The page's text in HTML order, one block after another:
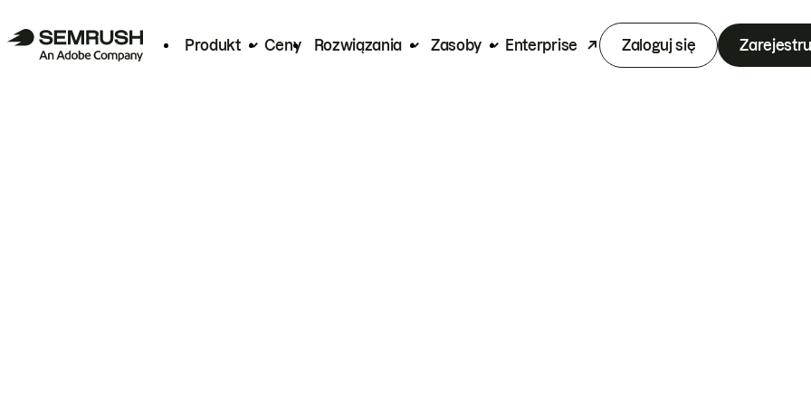
Produkt Ceny Rozwiązania Zasoby Enterprise Zaloguj się